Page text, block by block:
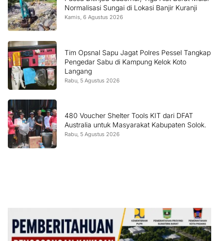
Normalisasi Sungai di Lokasi Banjir Kuranji
Kamis, 6 Agustus 2026
Tim Opsnal Sapu Jagat Polres Pessel Tangkap
Pengedar Sabu di Kampung Kelok Koto
Langang
Rabu, 5 Agustus 2026
480 Voucher Shelter Tools KIT dari DFAT
Australia untuk Masyarakat Kabupaten Solok.
Rabu, 5 Agustus 2026